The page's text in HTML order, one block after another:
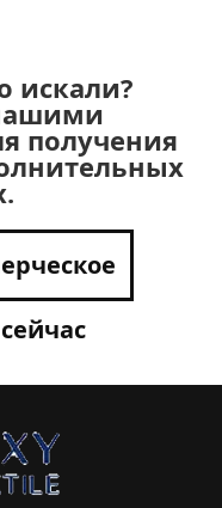
искали?
получения